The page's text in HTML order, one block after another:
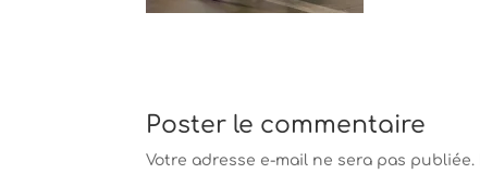
Poster le commentaire
Votre adresse e-mail ne sera pas publiée.